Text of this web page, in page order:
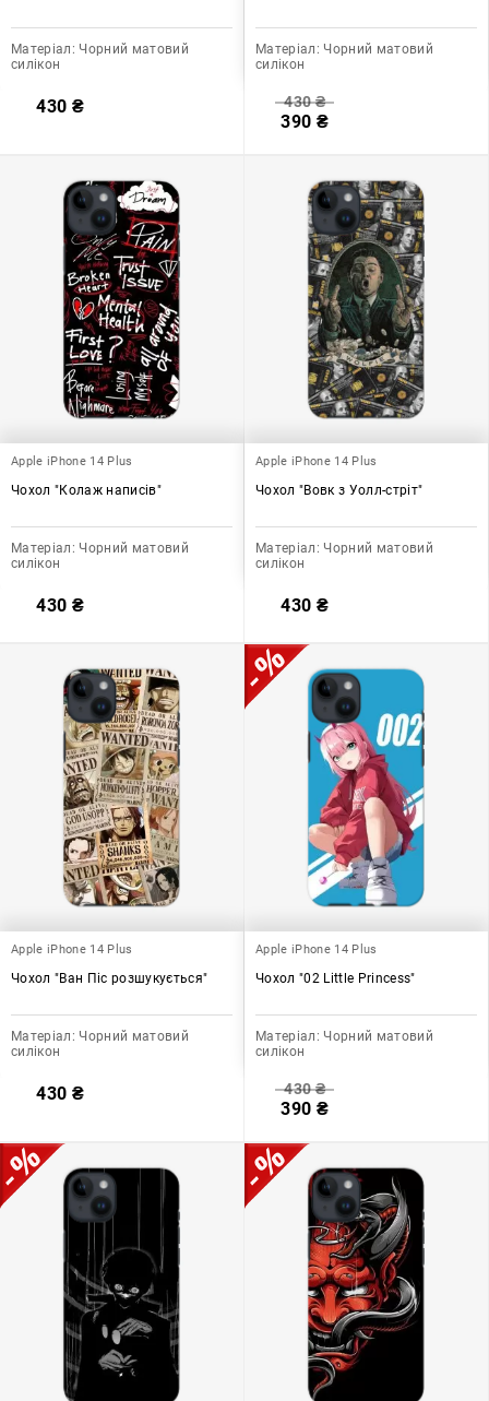
Матеріал: Чорний матовий
силікон
430 ₴
Матеріал: Чорний матовий
силікон
430₴
390 ₴
Apple iPhone 14 Plus
Чохол "Колаж написів"
Матеріал: Чорний матовий
силікон
430 ₴
Apple iPhone 14 Plus
Чохол "Вовк з Уолл-стріт"
Матеріал: Чорний матовий
силікон
430 ₴
Apple iPhone 14 Plus
Чохол "Ван Піс розшукується"
Матеріал: Чорний матовий
силікон
430 ₴
Apple iPhone 14 Plus
Чохол "02 Little Princess"
Матеріал: Чорний матовий
силікон
430₴
390 ₴